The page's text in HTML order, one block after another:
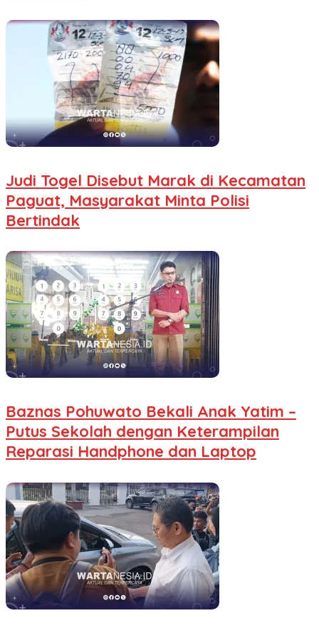
Judi Togel Disebut Marak di Kecamatan
Paguat, Masyarakat Minta Polisi
Bertindak
Baznas Pohuwato Bekali Anak Yatim –
Putus Sekolah dengan Keterampilan
Reparasi Handphone dan Laptop